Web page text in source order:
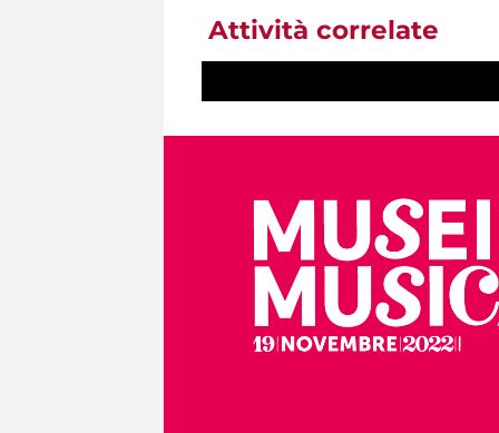
Attività correlate